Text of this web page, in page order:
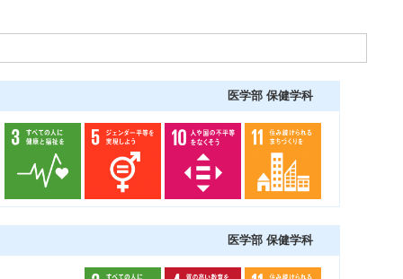
医学部 保健学科
医学部 保健学科